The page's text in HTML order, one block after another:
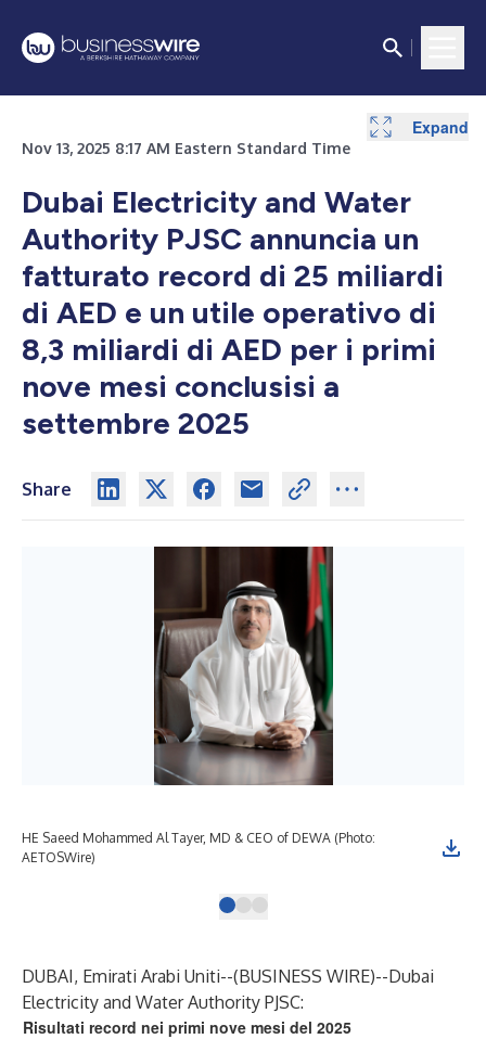
Nov 13, 2025 8:17 AM Eastern Standard Time
Dubai Electricity and Water
Authority PJSC annuncia un
fatturato record di 25 miliardi
di AED e un utile operativo di
8,3 miliardi di AED per i primi
nove mesi conclusisi a
settembre 2025
Share
HE Saeed Mohammed Al Tayer, MD & CEO of DEWA (Photo:
AETOSWire)
DUBAI, Emirati Arabi Uniti--(BUSINESS WIRE)--Dubai
Electricity and Water Authority PJSC:
Risultati record nei primi nove mesi del 2025
Expand
Expand